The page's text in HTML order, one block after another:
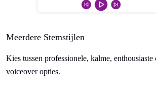
Meerdere Stemstijlen
Kies tussen professionele, kalme,
voiceover opties.